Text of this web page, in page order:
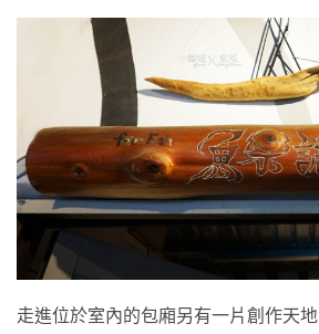
走進位於室內的包廂另有一片創作天地